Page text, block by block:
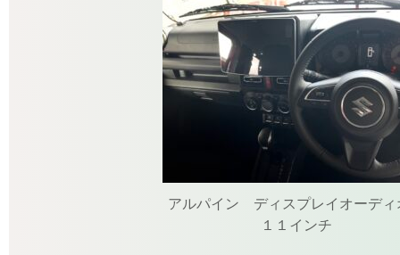
アルパイン ディスプレイオーデ
１１インチ